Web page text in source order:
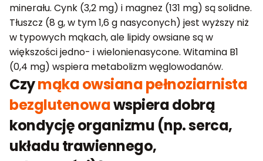
minerału. Cynk (3,2 mg) i magnez (131 mg) są solidne.
Tłuszcz (8 g, w tym 1,6 g nasyconych) jest wyższy niż
w typowych mąkach, ale lipidy owsiane są w
większości jedno- i wielonienasycone. Witamina B1
(0,4 mg) wspiera metabolizm węglowodanów.
Czymąka owsiana pełnoziarnista
bezglutenowawspiera dobrą
kondycję organizmu (np. serca,
układu trawiennego,